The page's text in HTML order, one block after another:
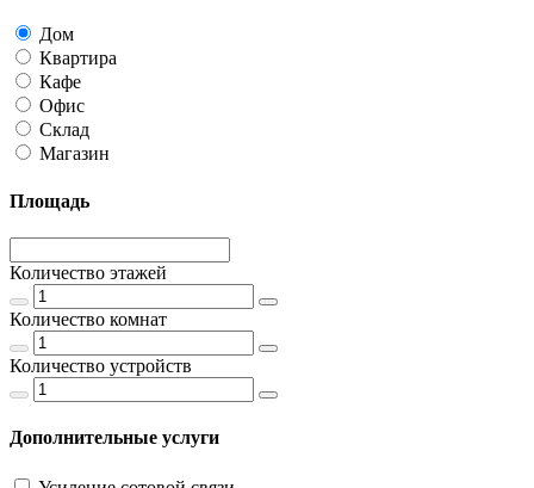
Дом
Квартира
Кафе
Офис
Склад
Магазин
Площадь
Количество этажей
Количество комнат
Количество устройств
Дополнительные услуги